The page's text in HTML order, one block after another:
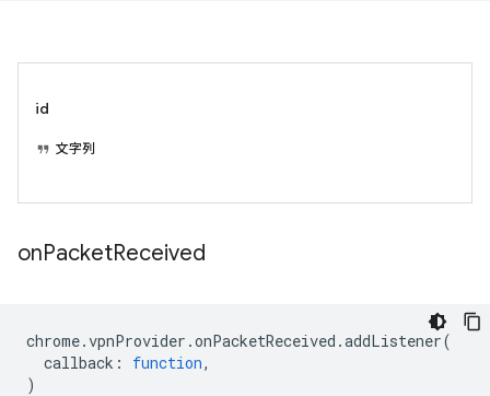
id
文字列
onPacketReceived
chrome.vpnProvider .onPacketReceived .addListener(
callback : function,
)